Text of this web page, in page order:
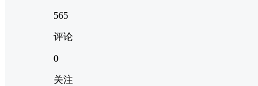
565
评论
0
关注